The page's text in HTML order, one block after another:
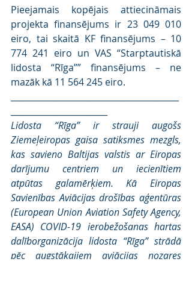
Pieejamais kopējais attiecināmais
projekta finansējums ir 23 049 010
eiro, tai skaitā KF finansējums – 10
774 241 eiro un VAS “Starptautiskā
lidosta “Rīga”” finansējums – ne
mazāk kā 11 564 245 eiro.
Lidosta “Rīga” ir strauji augošs
Ziemeļeiropas gaisa satiksmes mezgls,
kas savieno Baltijas valstis ar Eiropas
darījumu centriem un iecienītiem
atpūtas galamērķiem. Kā Eiropas
Savienības Aviācijas drošības aģentūras
(European Union Aviation Safety Agency,
EASA) COVID-19 ierobežošanas hartas
dalīborganizācija lidosta “Rīga” strādā
pēc augstākajiem aviācijas nozares